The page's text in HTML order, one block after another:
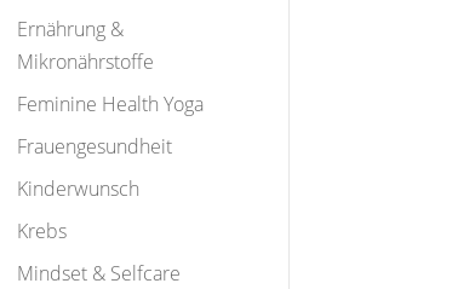
Ernährung &
Mikronährstoffe
Feminine Health Yoga
Frauengesundheit
Kinderwunsch
Krebs
Mindset & Selfcare